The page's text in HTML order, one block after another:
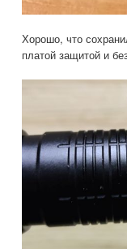
Хорошо, что
платой защитой и